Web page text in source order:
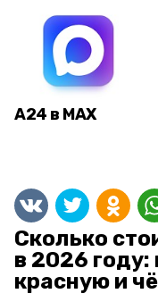
А24 в MAX
Сколько
в 2026
красную и